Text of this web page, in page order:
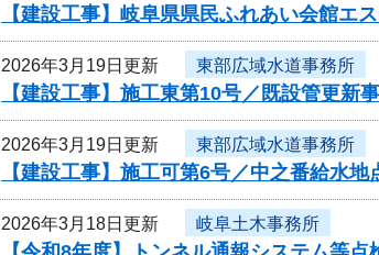
【建設工事】岐阜県県民ふれあい会館エ
2026年3月19日更新 東部広域水道事務所
【建設工事】施工東第10号／既設管更
2026年3月19日更新 東部広域水道事務所
【建設工事】施工可第6号／中之番給水
2026年3月18日更新 岐阜土木事務所